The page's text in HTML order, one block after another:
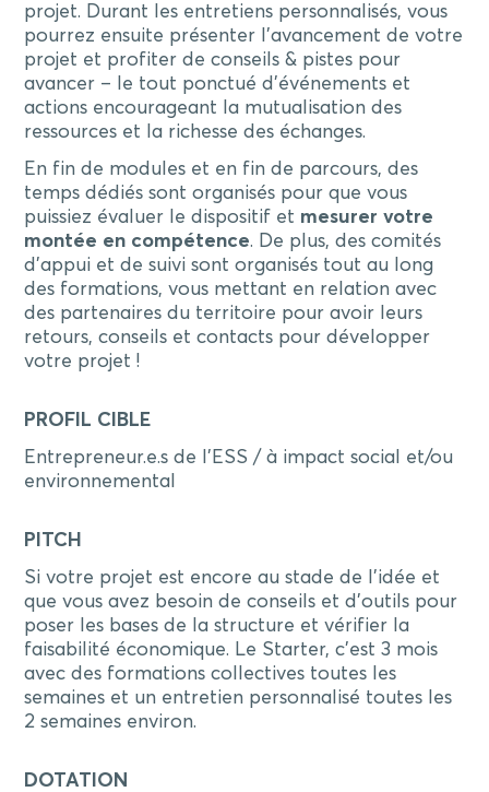
projet. Durant les entretiens personnalisés, vous
pourrez ensuite présenter l’avancement de votre
projet et profiter de conseils & pistes pour
avancer – le tout ponctué d’événements et
actions encourageant la mutualisation des
ressources et la richesse des échanges.
En fin de modules et en fin de parcours, des
temps dédiés sont organisés pour que vous
puissiez évaluer le dispositif et mesurer votre
montée en compétence. De plus, des comités
d’appui et de suivi sont organisés tout au long
des formations, vous mettant en relation avec
des partenaires du territoire pour avoir leurs
retours, conseils et contacts pour développer
votre projet !
PROFIL CIBLE
Entrepreneur.e.s de l'ESS / à impact social et/ou
environnemental
PITCH
Si votre projet est encore au stade de l'idée et
que vous avez besoin de conseils et d'outils pour
poser les bases de la structure et vérifier la
faisabilité économique. Le Starter, c’est 3 mois
avec des formations collectives toutes les
semaines et un entretien personnalisé toutes les
2 semaines environ.
DOTATION